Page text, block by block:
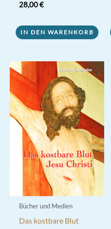
28,00€
IN DEN WARENKORB
Bücher und Medien
Das kostbare Blut